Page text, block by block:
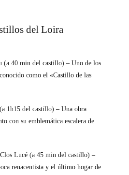
del Loira
(a 40 min del castillo) – Uno de los
como el «Castillo de las
1h15 del castillo) – Una obra
con su emblemática escalera de
Lucé (a 45 min del castillo) –
renacentista y el último hogar de